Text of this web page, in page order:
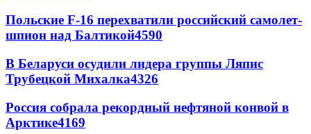
Польские F-16 перехватили российский самолет-
шпион над Балтикой4590
В Беларуси осудили лидера группы Ляпис
Трубецкой Михалка4326
Россия собрала рекордный нефтяной конвой в
Арктике4169